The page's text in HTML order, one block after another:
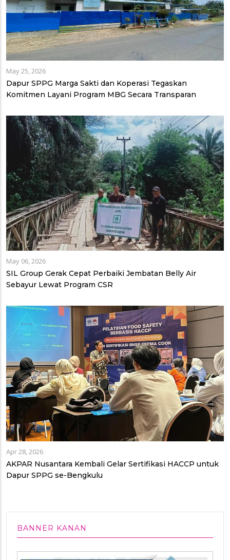
May 25, 2026
Dapur SPPG Marga Sakti dan Koperasi Tegaskan
Komitmen Layani Program MBG Secara Transparan
May 06, 2026
SIL Group Gerak Cepat Perbaiki Jembatan Belly Air
Sebayur Lewat Program CSR
Apr 28, 2026
AKPAR Nusantara Kembali Gelar Sertifikasi HACCP untuk
Dapur SPPG se-Bengkulu
BANNER KANAN